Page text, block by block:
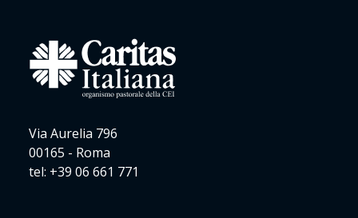
Via Aurelia 796
00165 - Roma
tel: +39 06 661 771